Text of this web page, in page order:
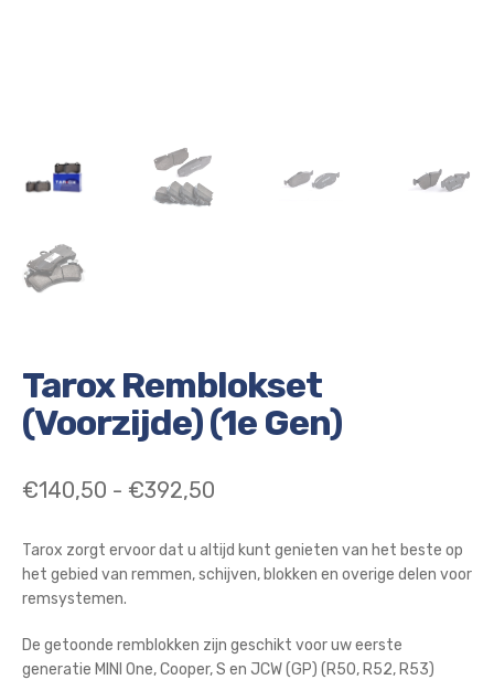
Tarox Remblokset
(Voorzijde) (1e Gen)
€140,50 - €392,50Prijsklasse:
tot
Tarox zorgt ervoor dat u altijd kunt genieten van het beste op
het gebied van remmen, schijven, blokken en overige delen voor
remsystemen.
De getoonde remblokken zijn geschikt voor uw eerste
generatie MINI One, Cooper, S en JCW (GP) (R50, R52, R53)